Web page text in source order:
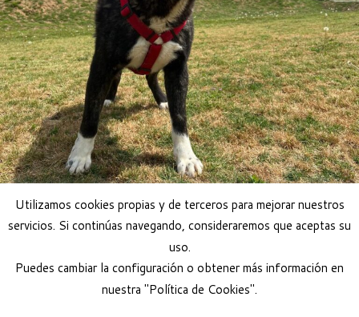
Utilizamos cookies propias y de terceros para mejorar nuestros
servicios. Si continúas navegando, consideraremos que aceptas su
uso.
Puedes cambiar la configuración o obtener más información en
nuestra "Política de Cookies".